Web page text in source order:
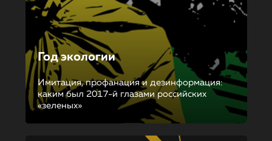
Год экологии
Имитация, профанация и дезинформация:
каким был 2017-й глазами российских
«зеленых»